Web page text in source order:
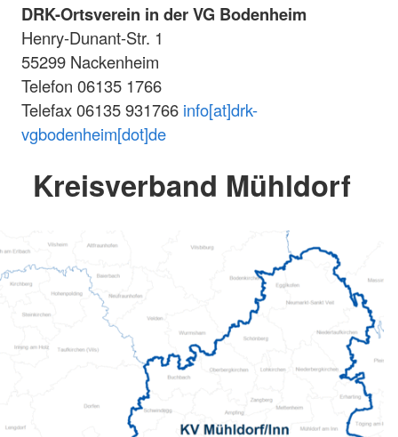
DRK-Ortsverein in der VG Bodenheim
Henry-Dunant-Str. 1
55299 Nackenheim
Telefon 06135 1766
Telefax 06135 931766 info[at]drk-
vgbodenheim[dot]de
Kreisverband Mühldorf